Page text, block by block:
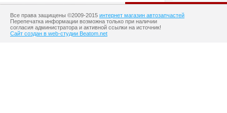
Все права защищены ©2009-2015 интернет магазин автозапчастей
Перепечатка информации возможна только при наличии
согласия администратора и активной ссылки на источник!
Сайт создан в web-студии Beatom.net